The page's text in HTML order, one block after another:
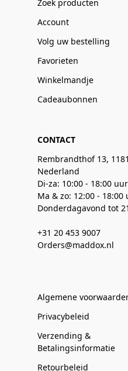
Zoek producten
Account
Volg uw bestelling
Favorieten
Winkelmandje
Cadeaubonnen
CONTACT
Rembrandthof 13,
Nederland
Di-za: 10:00 - 18:00 uur
Ma & zo: 12:00 - 18:00
Donderdagavond tot
+31 20 453 9007
Orders@maddox.nl
Algemene
Privacybeleid
Verzending &
Betalingsinformatie
Retourbeleid